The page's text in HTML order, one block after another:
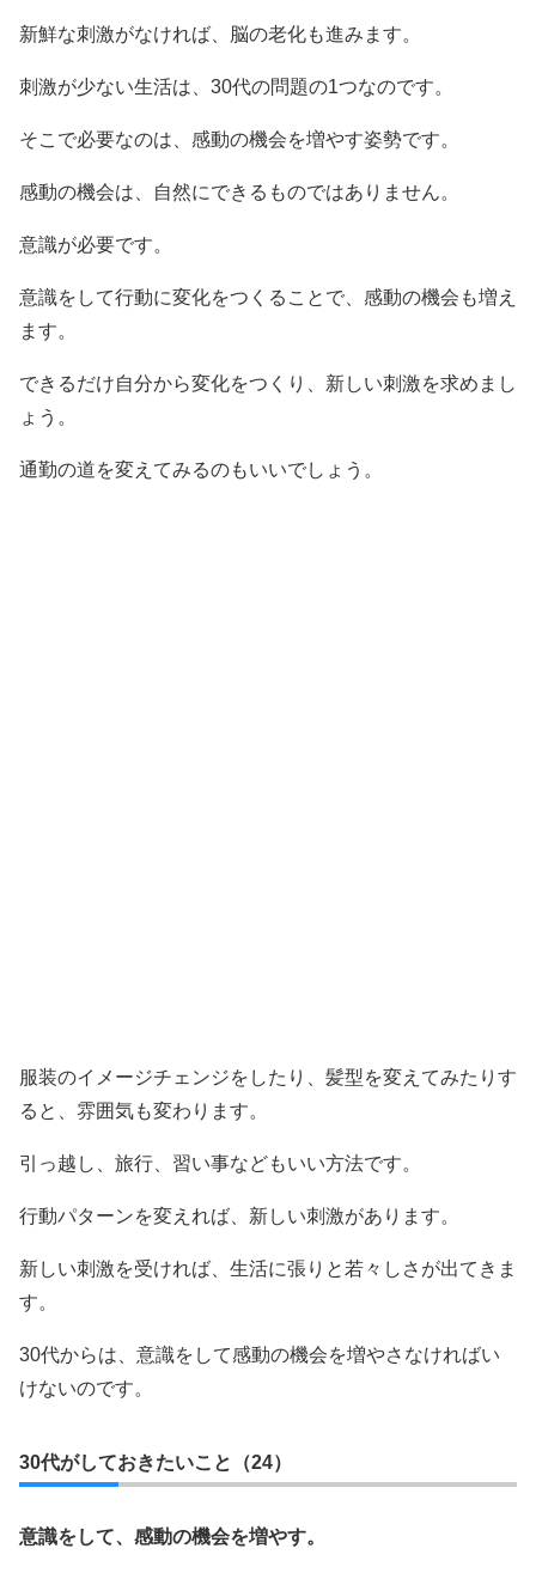
新鮮な刺激がなければ、脳の老化も進みます。
刺激が少ない生活は、30代の問題の1つなのです。
そこで必要なのは、感動の機会を増やす姿勢です。
感動の機会は、自然にできるものではありません。
意識が必要です。
意識をして行動に変化をつくることで、感動の機会も増え
ます。
できるだけ自分から変化をつくり、新しい刺激を求めまし
ょう。
通勤の道を変えてみるのもいいでしょう。
服装のイメージチェンジをしたり、髪型を変えてみたりす
ると、雰囲気も変わります。
引っ越し、旅行、習い事などもいい方法です。
行動パターンを変えれば、新しい刺激があります。
新しい刺激を受ければ、生活に張りと若々しさが出てきま
す。
30代からは、意識をして感動の機会を増やさなければい
けないのです。
30代がしておきたいこと（24）
意識をして、感動の機会を増やす。